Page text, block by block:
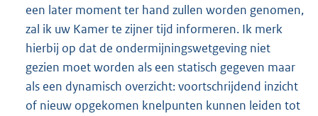
een later moment ter hand zullen worden genomen,
zal ik uw Kamer te zijner tijd informeren. Ik merk
hierbij op dat de ondermijningswetgeving niet
gezien moet worden als een statisch gegeven maar
als een dynamisch overzicht: voortschrijdend inzicht
of nieuw opgekomen knelpunten kunnen leiden tot